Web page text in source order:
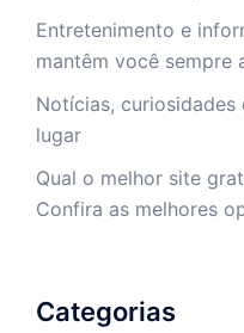
Entretenimento e
mantêm você sempre
Notícias, curiosidades
lugar
Qual o melhor site
Confira as melhores
Categorias